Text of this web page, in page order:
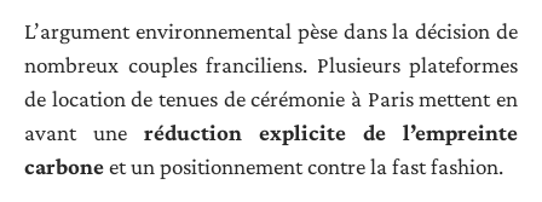
L’argument environnemental pèse dans la décision de
nombreux couples franciliens. Plusieurs plateformes
de location de tenues de cérémonie à Paris mettent en
avant une réduction explicite de l’empreinte
carboneet un positionnement contre la fast fashion.